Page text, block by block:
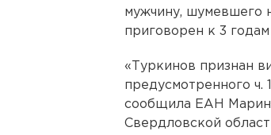
мужчину, шумевшего
приговорен к 3
«Туркинов признан
предусмотренного ч.
сообщила ЕАН
Свердловской